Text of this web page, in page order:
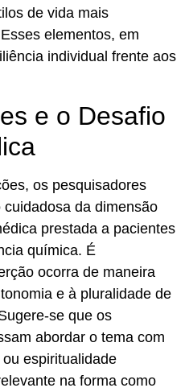
de vida mais
elementos, em
individual frente aos
e o Desafio
os pesquisadores
da dimensão
prestada a pacientes
química. É
ocorra de maneira
e à pluralidade de
se que os
abordar o tema com
espiritualidade
na forma como